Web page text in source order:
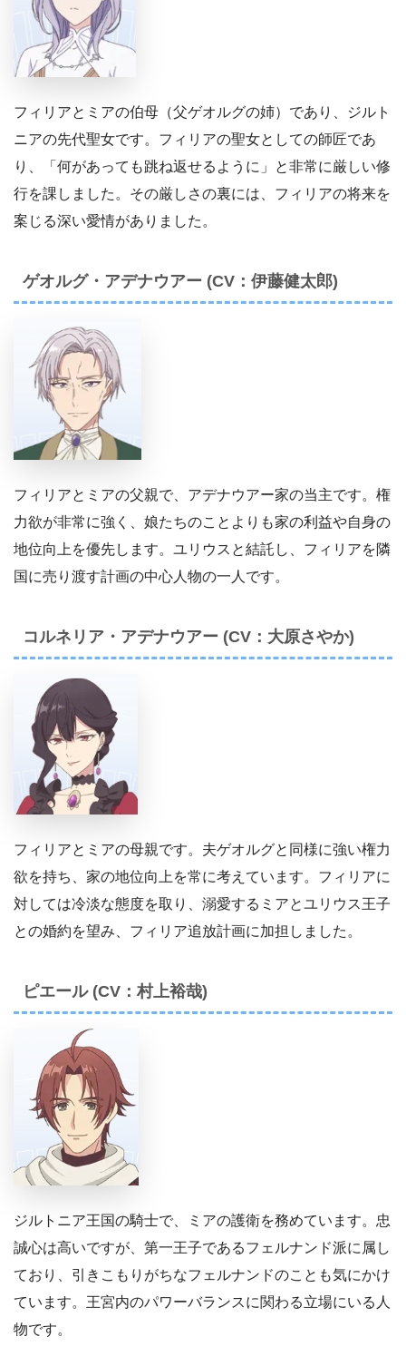
フィリアとミアの伯母（父ゲオルグの姉）であり、ジルト
ニアの先代聖女です。フィリアの聖女としての師匠であ
り、「何があっても跳ね返せるように」と非常に厳しい修
行を課しました。その厳しさの裏には、フィリアの将来を
案じる深い愛情がありました。
ゲオルグ・アデナウアー (CV：伊藤健太郎)
フィリアとミアの父親で、アデナウアー家の当主です。権
力欲が非常に強く、娘たちのことよりも家の利益や自身の
地位向上を優先します。ユリウスと結託し、フィリアを隣
国に売り渡す計画の中心人物の一人です。
コルネリア・アデナウアー (CV：大原さやか)
フィリアとミアの母親です。夫ゲオルグと同様に強い権力
欲を持ち、家の地位向上を常に考えています。フィリアに
対しては冷淡な態度を取り、溺愛するミアとユリウス王子
との婚約を望み、フィリア追放計画に加担しました。
ピエール (CV：村上裕哉)
ジルトニア王国の騎士で、ミアの護衛を務めています。忠
誠心は高いですが、第一王子であるフェルナンド派に属し
ており、引きこもりがちなフェルナンドのことも気にかけ
ています。王宮内のパワーバランスに関わる立場にいる人
物です。